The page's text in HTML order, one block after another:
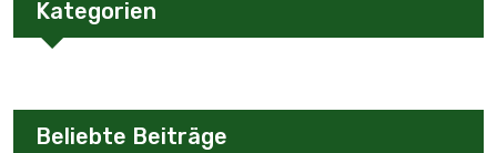
Kategorien
Beliebte Beiträge